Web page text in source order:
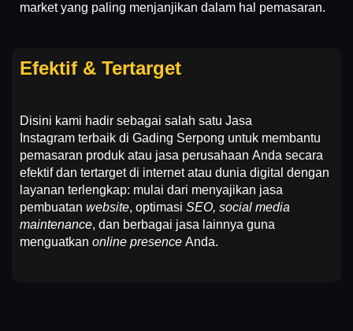
market yang paling menjanjikan dalam hal pemasaran.
Efektif & Tertarget
Disini kami hadir sebagai salah satu Jasa
Instagram terbaik di Gading Serpong untuk membantu
pemasaran produk atau jasa perusahaan Anda secara
efektif dan tertarget di internet atau dunia digital dengan
layanan terlengkap: mulai dari menyajikan jasa
pembuatan website, optimasi SEO, social media
maintenance, dan berbagai jasa lainnya guna
menguatkan online presence Anda.